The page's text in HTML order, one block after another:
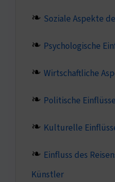
Soziale Aspekte
Psychologische
Wirtschaftliche
Politische
Kulturelle
Einfluss des
Künstler